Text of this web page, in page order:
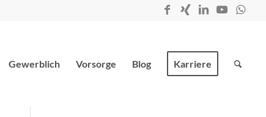
Gewerblich Vorsorge Blog Karriere